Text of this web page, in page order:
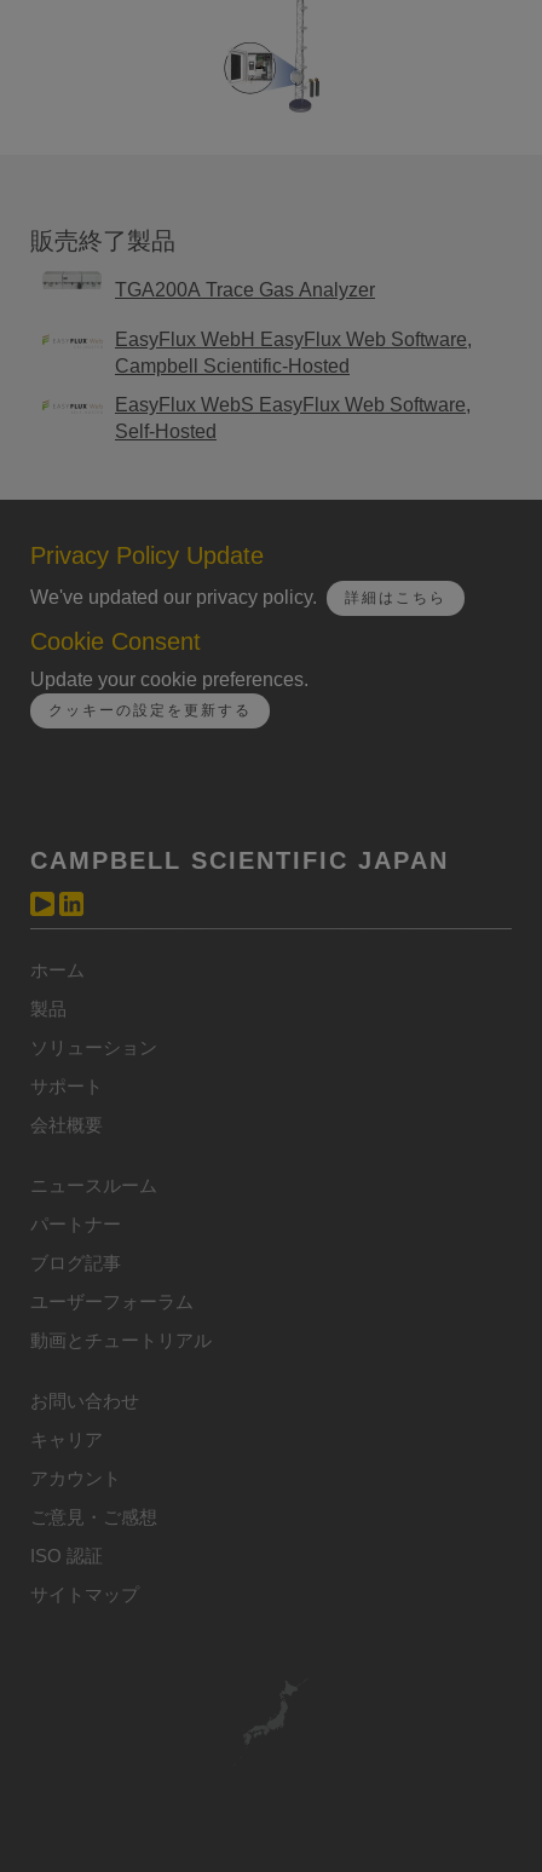
販売終了製品
TGA200A Trace Gas Analyzer
EasyFlux WebH EasyFlux Web Software,
Campbell Scientific-Hosted
EasyFlux WebS EasyFlux Web Software,
Self-Hosted
Privacy Policy Update
We've updated our privacy policy. 詳細はこちら
Cookie Consent
Update your cookie preferences.
クッキーの設定を更新する
CAMPBELL SCIENTIFIC JAPAN
ホーム
製品
ソリューション
サポート
会社概要
ニュースルーム
パートナー
ブログ記事
ユーザーフォーラム
動画とチュートリアル
お問い合わせ
キャリア
アカウント
ご意見・ご感想
ISO 認証
サイトマップ